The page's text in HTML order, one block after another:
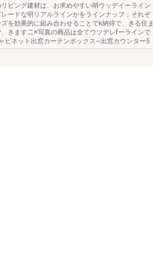
リビング建材は、お求めやすい哨ウッデイーライン
レードな明リアルラインかをラインナッフ；それぞ
を効果的に組み合わせることでk納得で、きる住ま
、きます二※写真の商品は全てウツデレfーラインで
ビネット出窓カーテンボックス~出窓カウンター5